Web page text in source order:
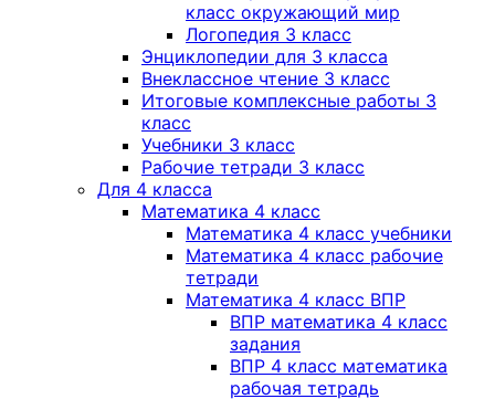
класс окружающий мир
Логопедия 3 класс
Энциклопедии для 3 класса
Внеклассное чтение 3 класс
Итоговые комплексные работы 3
класс
Учебники 3 класс
Рабочие тетради 3 класс
Для 4 класса
Математика 4 класс
Математика 4 класс учебники
Математика 4 класс рабочие
тетради
Математика 4 класс ВПР
ВПР математика 4 класс
задания
ВПР 4 класс математика
рабочая тетрадь